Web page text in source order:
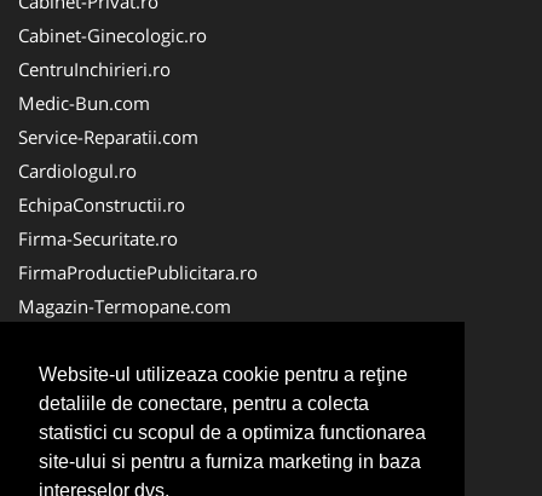
Website-ul utilizeaza cookie pentru a reţine
detaliile de conectare, pentru a colecta
statistici cu scopul de a optimiza functionarea
site-ului si pentru a furniza marketing in baza
intereselor dvs.
Cabinet-Ginecologic.ro
CentruInchirieri.ro
Medic-Bun.com
Service-Reparatii.com
Cardiologul.ro
EchipaConstructii.ro
Firma-Securitate.ro
FirmaProductiePublicitara.ro
Magazin-Termopane.com
CramaVinuri.ro
FirmaTractariAuto.ro
InstalatiiSolare.com
Pescaresc.ro